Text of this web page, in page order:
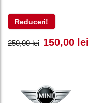
Reduceri!
250,00lei Prețul
a
150,00 lei